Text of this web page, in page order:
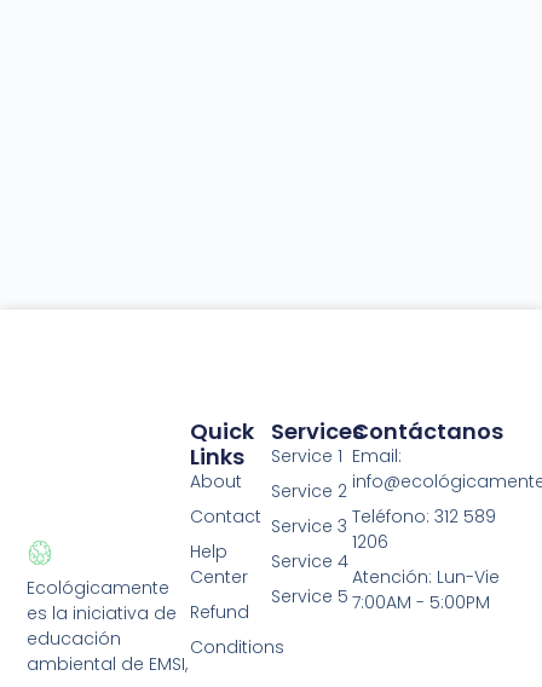
Ecológicamente
es la iniciativa de
educación
ambiental de EMSI,
Services
Service 1
Service 2
Service 3
Service 4
Service 5
Quick
Links
About
Contact
Help
Center
Refund
Conditions
Contáctanos
Email:
Teléfono: 312 589
1206
Atención: Lun-Vie
7:00AM - 5:00PM